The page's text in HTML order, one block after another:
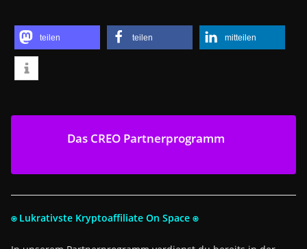
teilen teilen mitteilen
Das CREO Partnerprogramm
⍟ Lukrativste Kryptoaffiliate On Space ⍟